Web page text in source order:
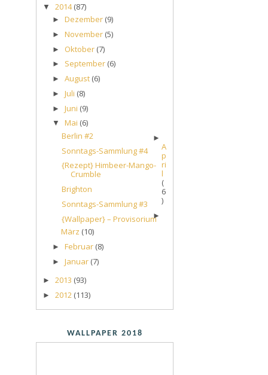
▼ 2014(87)
► Dezember (9)
► November (5)
► Oktober (7)
► September (6)
► August (6)
► Juli (8)
► Juni (9)
▼ Mai (6)
Berlin #2
Sonntags-Sammlung #4
{Rezept} Himbeer-Mango-
Crumble
Brighton
Sonntags-Sammlung #3
{Wallpaper} – Provisorium
►
A
p
ri
l
(
6
)
►
März (10)
► Februar (8)
► Januar (7)
► 2013 (93)
► 2012 (113)
WALLPAPER 2018